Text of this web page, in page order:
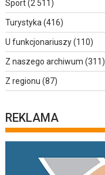
Sport(2 511)
Turystyka (416)
U funkcjonariuszy(110)
Z naszego archiwum (311)
Z regionu (87)
REKLAMA